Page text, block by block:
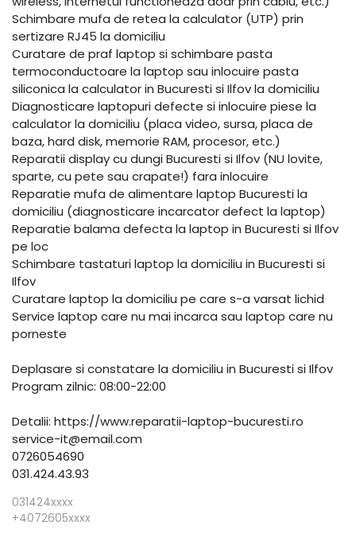
Schimbare mufa de retea la calculator (UTP) prin
sertizare RJ45 la domiciliu
Curatare de praf laptop si schimbare pasta
termoconductoare la laptop sau inlocuire pasta
siliconica la calculator in Bucuresti si Ilfov la domiciliu
Diagnosticare laptopuri defecte si inlocuire piese la
calculator la domiciliu (placa video, sursa, placa de
baza, hard disk, memorie RAM, procesor, etc.)
Reparatii display cu dungi Bucuresti si Ilfov (NU lovite,
sparte, cu pete sau crapate!) fara inlocuire
Reparatie mufa de alimentare laptop Bucuresti la
domiciliu (diagnosticare incarcator defect la laptop)
Reparatie balama defecta la laptop in Bucuresti si Ilfov
pe loc
Schimbare tastaturi laptop la domiciliu in Bucuresti si
Ilfov
Curatare laptop la domiciliu pe care s-a varsat lichid
Service laptop care nu mai incarca sau laptop care nu
porneste
Deplasare si constatare la domiciliu in Bucuresti si Ilfov
Program zilnic: 08:00-22:00
Detalii: https://www.reparatii-laptop-bucuresti.ro
service-it@email.com
0726054690
031.424.43.93
031424xxxx
+4072605xxxx